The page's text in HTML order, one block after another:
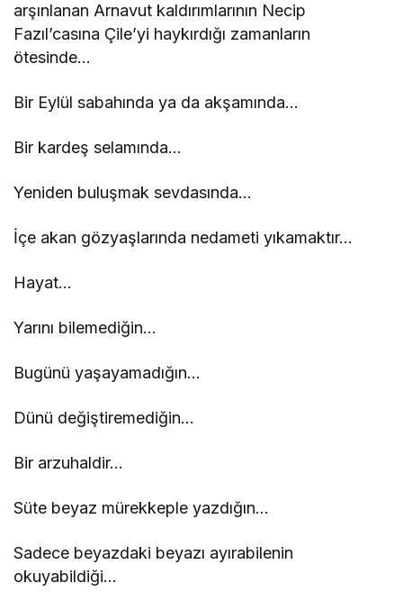
arşınlanan Arnavut kaldırımlarının Necip
Fazıl’casına Çile’yi haykırdığı zamanların
ötesinde…
Bir Eylül sabahında ya da akşamında…
Bir kardeş selamında…
Yeniden buluşmak sevdasında…
İçe akan gözyaşlarında nedameti yıkamaktır…
Hayat…
Yarını bilemediğin…
Bugünü yaşayamadığın…
Dünü değiştiremediğin…
Bir arzuhaldir…
Süte beyaz mürekkeple yazdığın…
Sadece beyazdaki beyazı ayırabilenin
okuyabildiği…